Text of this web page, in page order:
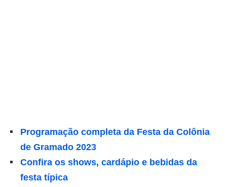
Programação completa da Festa da Colônia
de Gramado 2023
Confira os shows, cardápio e bebidas da
festa típica